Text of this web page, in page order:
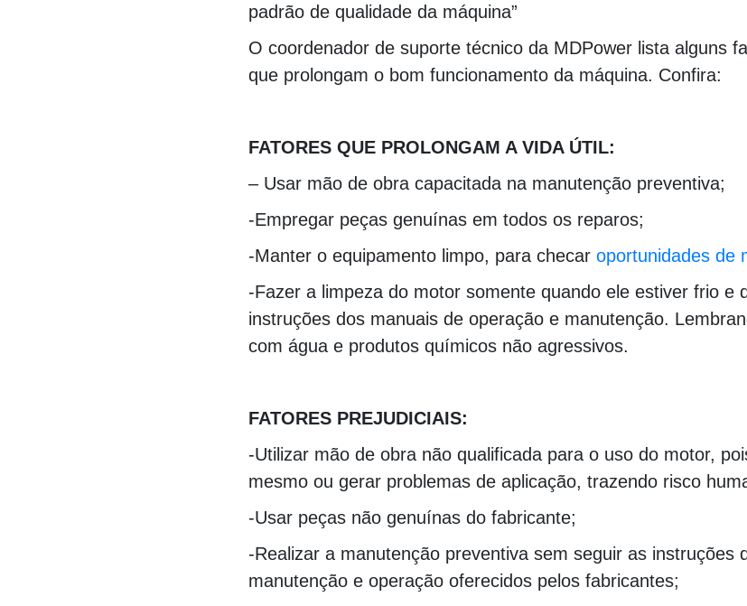
padrão de qualidade da máquina”
O coordenador de suporte técnico da MDPower lista alguns
que prolongam o bom funcionamento da máquina. Confira:
FATORES QUE PROLONGAM A VIDA ÚTIL:
– Usar mão de obra capacitada na manutenção preventiva;
-Empregar peças genuínas em todos os reparos;
-Manter o equipamento limpo, para checar oportunidades de
-Fazer a limpeza do motor somente quando ele estiver frio e
instruções dos manuais de operação e manutenção.
com água e produtos químicos não agressivos.
FATORES PREJUDICIAIS:
-Utilizar mão de obra não qualificada para o uso do motor,
mesmo ou gerar problemas de aplicação, trazendo risco
-Usar peças não genuínas do fabricante;
-Realizar a manutenção preventiva sem seguir as instruções
manutenção e operação oferecidos pelos fabricantes;